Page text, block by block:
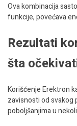
Ova kombinacija
funkcije, povećava
Rezultati
šta
Korišćenje Erektron
zavisnosti od svakog
poboljšanjima u